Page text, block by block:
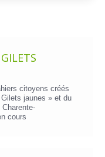
citoyens créés
jaunes » et du
cours